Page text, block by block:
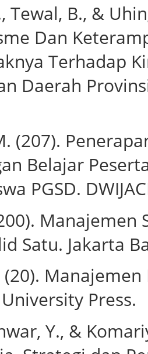
Tewal, B., &
Dan
Terhadap
Daerah
(207).
Belajar
PGSD.
Satu. Jakarta
Press.
Y., &